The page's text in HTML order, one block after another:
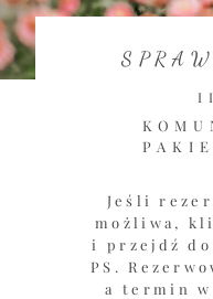
Jeśli
możliwa,
i przejdź do
PS.
a termin